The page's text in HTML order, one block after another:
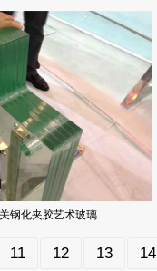
钢化夹胶艺术玻璃
11 12 13 14